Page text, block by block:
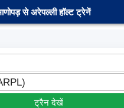
से अरेपल्ली हॉल्ट ट्रेनें
ट्रैन देखें